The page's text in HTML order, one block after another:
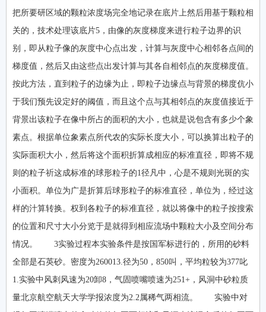
把所要研区域的颗粒浓度场完全地记录在底片上然后用基于颗粒相
关的，技术处理该底片5，由像的灰度梯度来进行粒子边界的识
别，即从粒子像的灰度中心点出发，计算与灰度中心相邻各点间的
梯度值，然后又由这些点出发计算与其各自相邻点的灰度梯度值。
按此方法，直到粒子的边缘为止，即粒子边缘点与背景的梯度伉小
于我们预先设定好的阈值，而且这个点与其相邻点的灰度值接近于
背景出该粒子在像中所占的面积的大小，也就是说包含有多少个象
素点。根据单位象素点所代农的实际长度大小，可以换算出粒子的
实际面积大小，然后将这个面积折算成相应的标准直径，即将不规
则的粒子祈这成标准的球形粒子的1径凡中，心是不规则光斑的实
小面积。单位为广是折算后球形粒子的标准直径，单位为，经过这
样的汁算转换。权到各粒子的标准直径，就以将像中的粒子按搜索
的位置和尺寸大小分览于是就得到相应流场中颗粒大小及空间分布
情况。 3实验过程本实验条件是按国军标进行的，所用的砂料
全部是石英砂。密度为260013.径为50，850叫，平均粒较为377叱
1.实验中风刺风速为20卸8，气固喷嘴喷速为251+，风洞中砂粒质
量北京航空航天大学学报浓度为2.2属稀气两相流。 实验中对